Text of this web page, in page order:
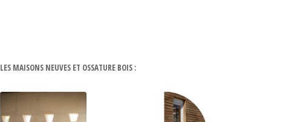
LES MAISONS NEUVES ET OSSATURE BOIS :